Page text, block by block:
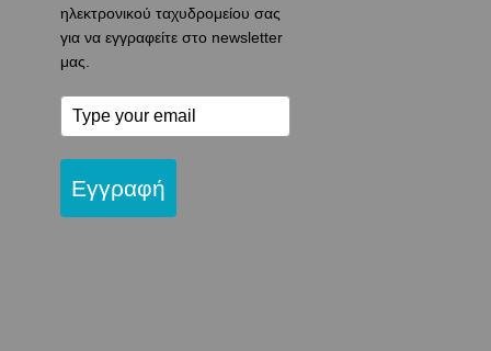
ηλεκτρονικού ταχυδρομείου σας
για να εγγραφείτε στο newsletter
μας.
Εγγραφή